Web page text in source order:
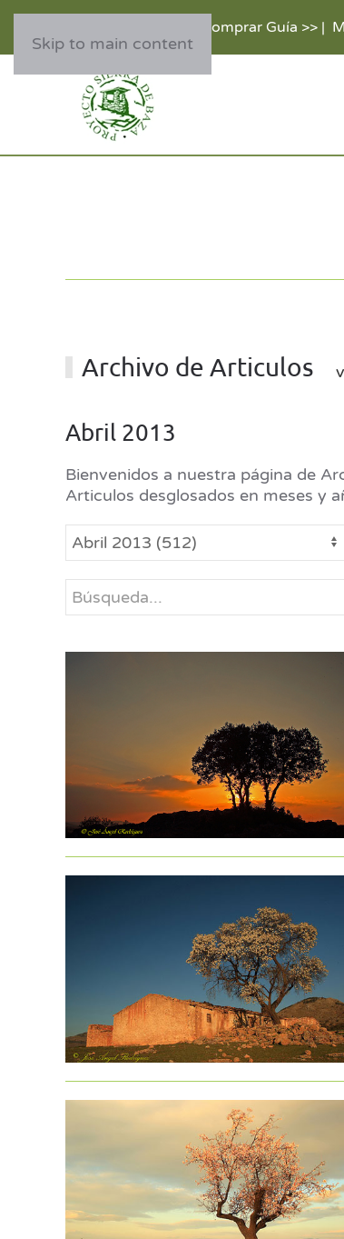
Skip to main content
Comprar Guía >>|
Archivo de Articulos
Abril 2013
Bienvenidos a nuestra página de
Articulos desglosados en meses y